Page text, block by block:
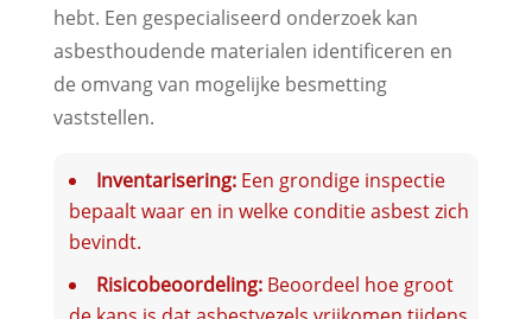
hebt. Een gespecialiseerd onderzoek kan
asbesthoudende materialen identificeren en
de omvang van mogelijke besmetting
vaststellen.
Inventarisering:Een grondige inspectie
bepaalt waar en in welke conditie asbest zich
bevindt.
Risicobeoordeling:Beoordeel hoe groot